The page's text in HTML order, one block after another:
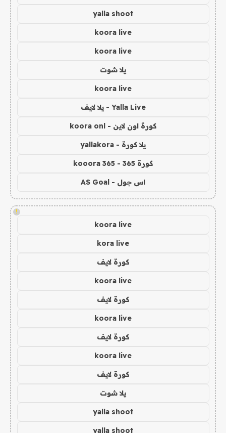
yalla shoot
koora live
koora live
يلا شوت
koora live
Yalla Live - يلا لايف
كورة اون لاين - koora onl
يلا كورة - yallakora
كورة 365 - kooora 365
اس جول - AS Goal
!
koora live
kora live
كورة لايف
koora live
كورة لايف
koora live
كورة لايف
koora live
كورة لايف
يلا شوت
yalla shoot
yalla shoot